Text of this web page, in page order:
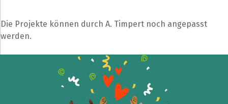
Die Projekte können durch A. Timpert noch angepasst
werden.